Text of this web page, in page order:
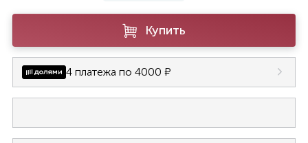
Купить
4 платежа по 4000 ₽